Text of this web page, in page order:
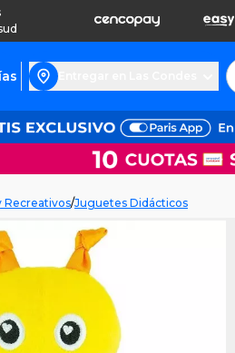
Recreativos/Juguetes Didácticos